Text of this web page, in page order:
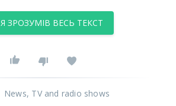
Я ЗРОЗУМІВ ВЕСЬ ТЕКСТ
News, TV and radio shows